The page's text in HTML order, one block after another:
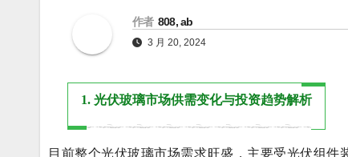
作者 808, ab
3 月 20, 2024
1. 光伏玻璃市场供需变化与投资趋势解析
目前整个光伏玻璃市场需求旺盛，主要受光伏组件